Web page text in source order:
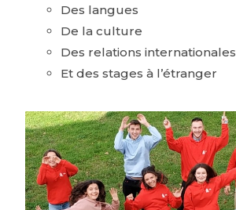
Des langues
De la culture
Des relations internationales
Et des stages à l’étranger